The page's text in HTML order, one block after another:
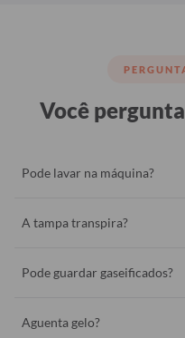
Você
Pode lavar na máquina?
A tampa transpira?
Pode guardar gaseificados?
Aguenta gelo?